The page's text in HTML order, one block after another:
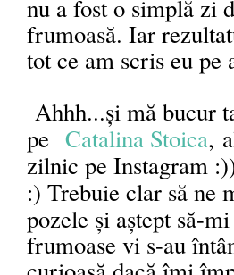
nu a fost o simplă zi
frumoasă. Iar
tot ce am scris eu pe
Ahhh...și mă bucur
pe Catalina Stoica,
zilnic pe Instagram
:) Trebuie clar să ne
pozele și aștept să-
frumoase vi s-au